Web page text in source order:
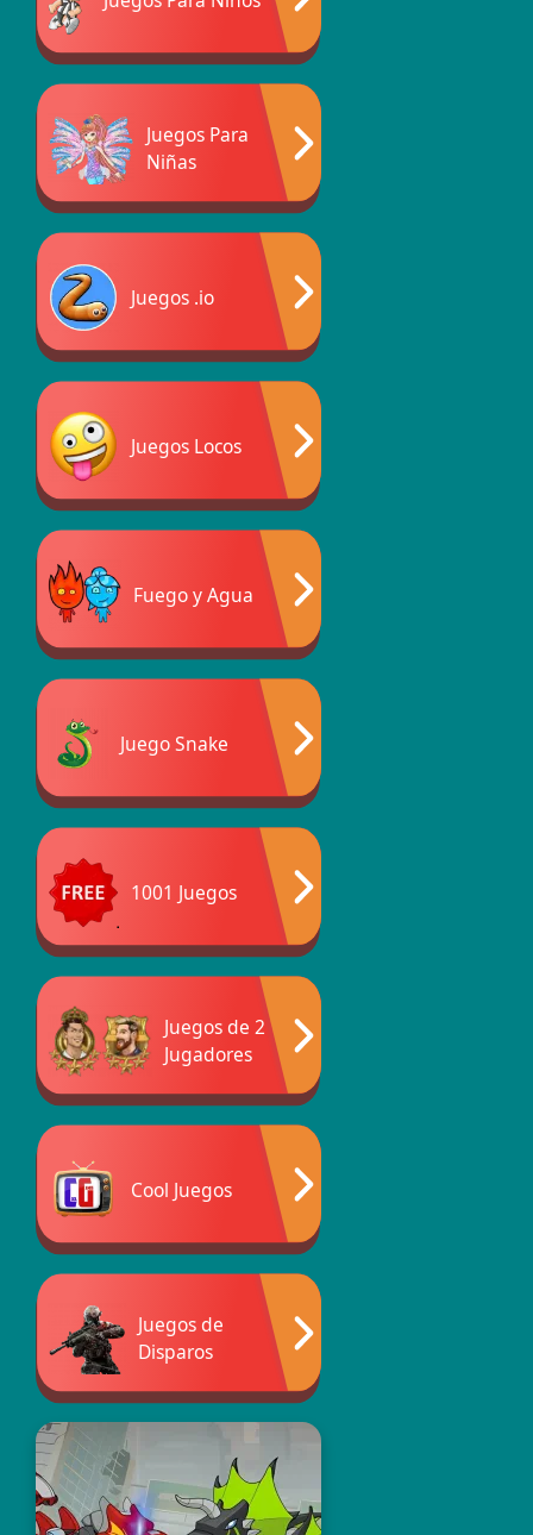
Juegos Para
Niñas
Juegos .io
Juegos Locos
Fuego y Agua
Juego Snake
1001 Juegos
Juegos de 2
Jugadores
Cool Juegos
Juegos de
Disparos